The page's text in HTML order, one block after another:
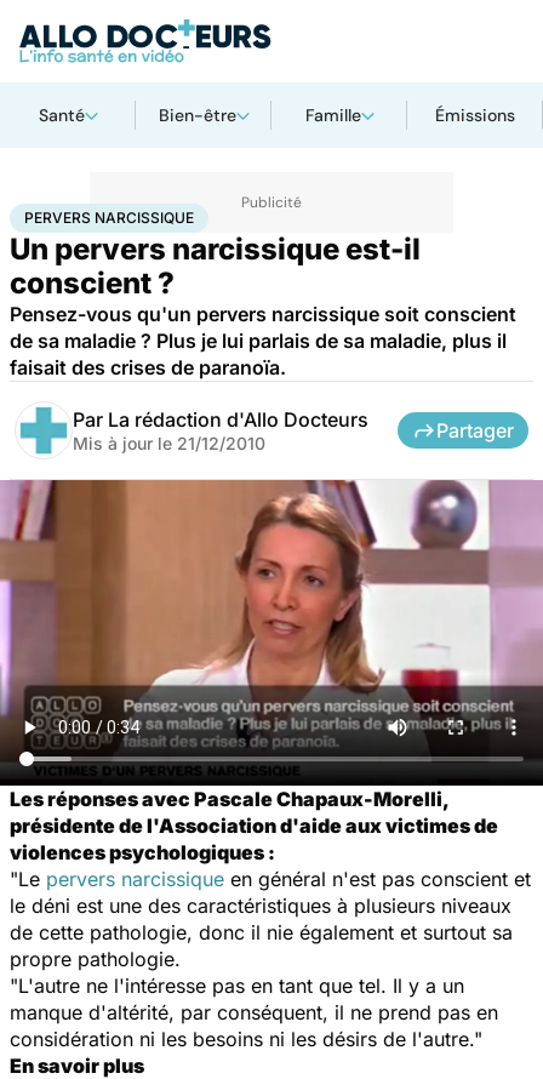
Santé Bien-être Famille Émissions
AccueilSantéPervers narcissique
PERVERS NARCISSIQUE
Un pervers narcissique est-il
conscient ?
Pensez-vous qu'un pervers narcissique soit conscient
de sa maladie ? Plus je lui parlais de sa maladie, plus il
faisait des crises de paranoïa.
Par La rédaction d'Allo Docteurs
Mis à jour le 21/12/2010
Partager
Les réponses avec Pascale Chapaux-Morelli,
présidente de l'Association d'aide aux victimes de
violences psychologiques :
"Le pervers narcissique en général n'est pas conscient et
le déni est une des caractéristiques à plusieurs niveaux
de cette pathologie, donc il nie également et surtout sa
propre pathologie.
"L'autre ne l'intéresse pas en tant que tel. Il y a un
manque d'altérité, par conséquent, il ne prend pas en
considération ni les besoins ni les désirs de l'autre."
En savoir plus